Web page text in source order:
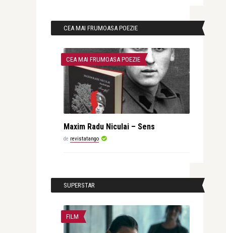
CEA MAI FRUMOASA POEZIE
CEA MAI FRUMOASA POEZIE
Maxim Radu Niculai – Sens
de revistatango
SUPERSTAR
FILM